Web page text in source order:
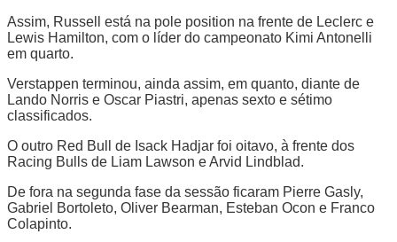
Assim, Russell está na pole position na frente de Leclerc e
Lewis Hamilton, com o líder do campeonato Kimi Antonelli
em quarto.
Verstappen terminou, ainda assim, em quanto, diante de
Lando Norris e Oscar Piastri, apenas sexto e sétimo
classificados.
O outro Red Bull de Isack Hadjar foi oitavo, à frente dos
Racing Bulls de Liam Lawson e Arvid Lindblad.
De fora na segunda fase da sessão ficaram Pierre Gasly,
Gabriel Bortoleto, Oliver Bearman, Esteban Ocon e Franco
Colapinto.